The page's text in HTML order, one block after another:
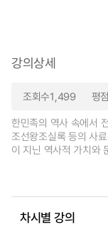
강의상세
조회수1,499 평점
한민족의 역사 속에서
조선왕조실록 등의 사
이 지닌 역사적 가치와
차시별 강의